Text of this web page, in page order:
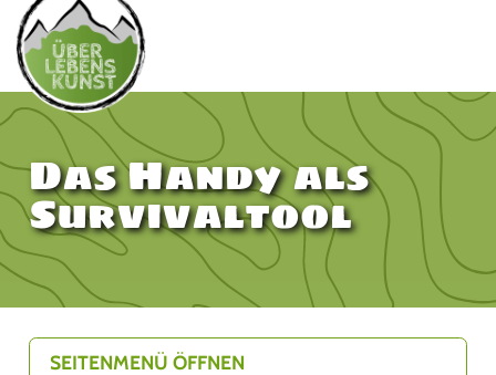
Das Handy als
Survivaltool
SEITENMENÜ ÖFFNEN